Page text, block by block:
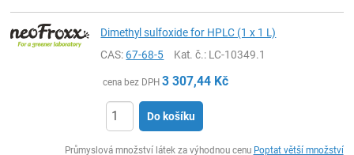
Dimethyl sulfoxide for HPLC (1 x 1 L)
CAS:67-68-5 Kat. č.: LC-10349.1
cena bez DPH 3 307,44 Kč
Do košíku
Průmyslová množství látek za výhodnou cenu Poptat větší množství